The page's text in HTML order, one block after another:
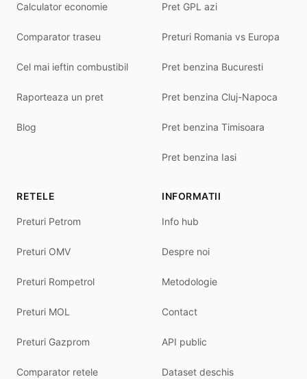
Calculator economie
Comparator traseu
Cel mai ieftin combustibil
Raporteaza un pret
Blog
Pret GPL azi
Preturi Romania vs Europa
Pret benzina Bucuresti
Pret benzina Cluj-Napoca
Pret benzina Timisoara
Pret benzina Iasi
RETELE
Preturi Petrom
Preturi OMV
Preturi Rompetrol
Preturi MOL
Preturi Gazprom
Comparator retele
INFORMATII
Info hub
Despre noi
Metodologie
Contact
API public
Dataset deschis